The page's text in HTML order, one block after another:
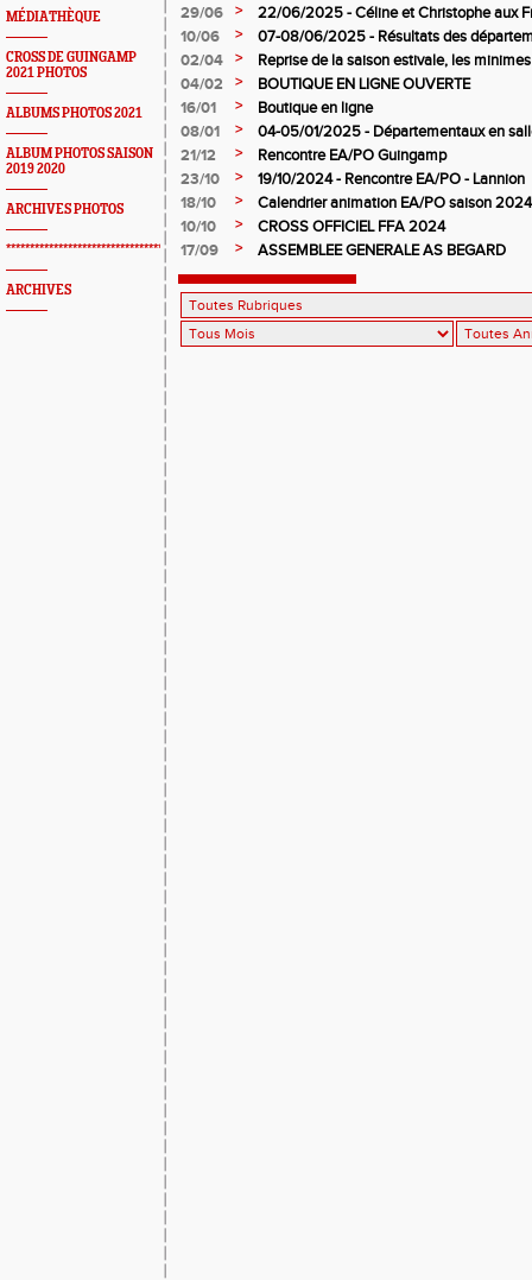
MÉDIATHÈQUE
CROSS DE GUINGAMP
2021 PHOTOS
ALBUMS PHOTOS 2021
ALBUM PHOTOS SAISON
2019 2020
ARCHIVES PHOTOS
*************************************************
ARCHIVES
29/06
>
22/06/2025 - Céline et Christophe aux
10/06
>
07-08/06/2025 - Résultats des
02/04
>
Reprise de la saison estivale, les
04/02
>
BOUTIQUE EN LIGNE OUVERTE
16/01
>
Boutique en ligne
08/01
>
04-05/01/2025 - Départementaux en
21/12
>
Rencontre EA/PO Guingamp
23/10
>
19/10/2024 - Rencontre EA/PO - Lannion
18/10
>
Calendrier animation EA/PO saison
10/10
>
CROSS OFFICIEL FFA 2024
17/09
> ASSEMBLEE GENERALE AS BEGARD